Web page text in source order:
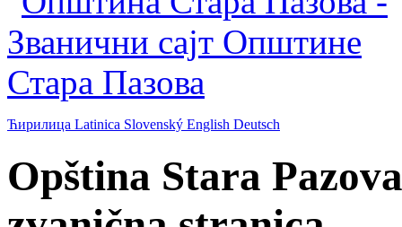
Ћирилица Latinica Slovenský English Deutsch
Opština Stara